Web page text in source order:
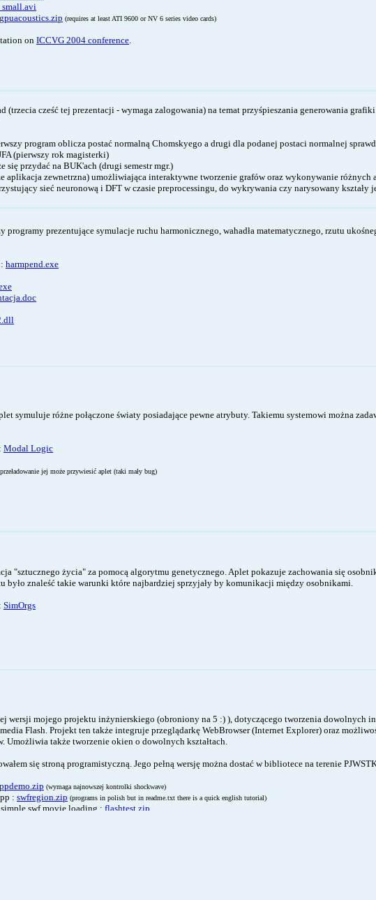
gpuacoustics.zip (requires at least ATI 9600 or NV 6 series video cards)
onICCVG 2004 conference.
(trzecia cześć tej prezentacji - wymaga zalogowania) na temat przyśpieszania generowania
program oblicza postać normalną Chomskyego a drugi dla podanej postaci normalnej
(pierwszy rok magisterki)
się przydać na BUK'ach (drugi semestr mgr.)
aplikacja zewnetrzna) umożliwiająca interaktywne tworzenie grafów oraz wykonywanie różnych
sieć neuronową i DFT w czasie preprocessingu, do wykrywania czy narysowany kształy
programy prezentujące symulacje ruchu harmonicznego, wahadła matematycznego, rzutu
harmpend.exe
symuluje różne połączone światy posiadające pewne atrybuty. Takiemu systemowi można
Modal Logic
jej może przywiesić aplet (taki mały bug)
"sztucznego życia" za pomocą algorytmu genetycznego. Aplet pokazuje zachowania się
było znaleść takie warunki które najbardziej sprzyjały by komunikacji między osobnikami.
SimOrgs
wersji mojego projektu inżynierskiego (obroniony na 5 :) ), dotyczącego tworzenia dowolnych
Flash. Projekt ten także integruje przeglądarkę WebBrowser (Internet Explorer) oraz
Umożliwia także tworzenie okien o dowolnych kształtach.
się stroną programistyczną. Jego pełną wersję można dostać w bibliotece na terenie
(wymaga najnowszej kontrolki shockwave)
: swfregion.zip (programs in polish but in readme.txt there is a quick english tutorial)
swf movie loading : flashtest.zip